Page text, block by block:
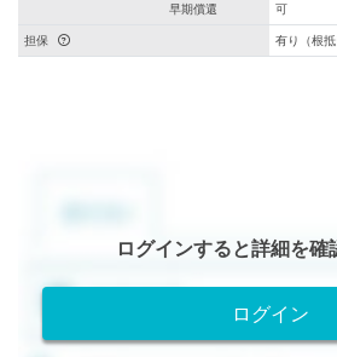
早期償還 可
担保 有り（根抵
ログインすると詳細を確
ログイン